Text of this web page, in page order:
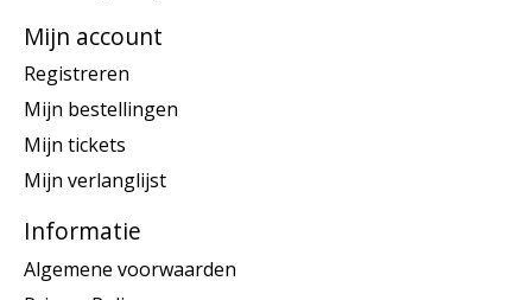
Mijn account
Registreren
Mijn bestellingen
Mijn tickets
Mijn verlanglijst
Informatie
Algemene voorwaarden